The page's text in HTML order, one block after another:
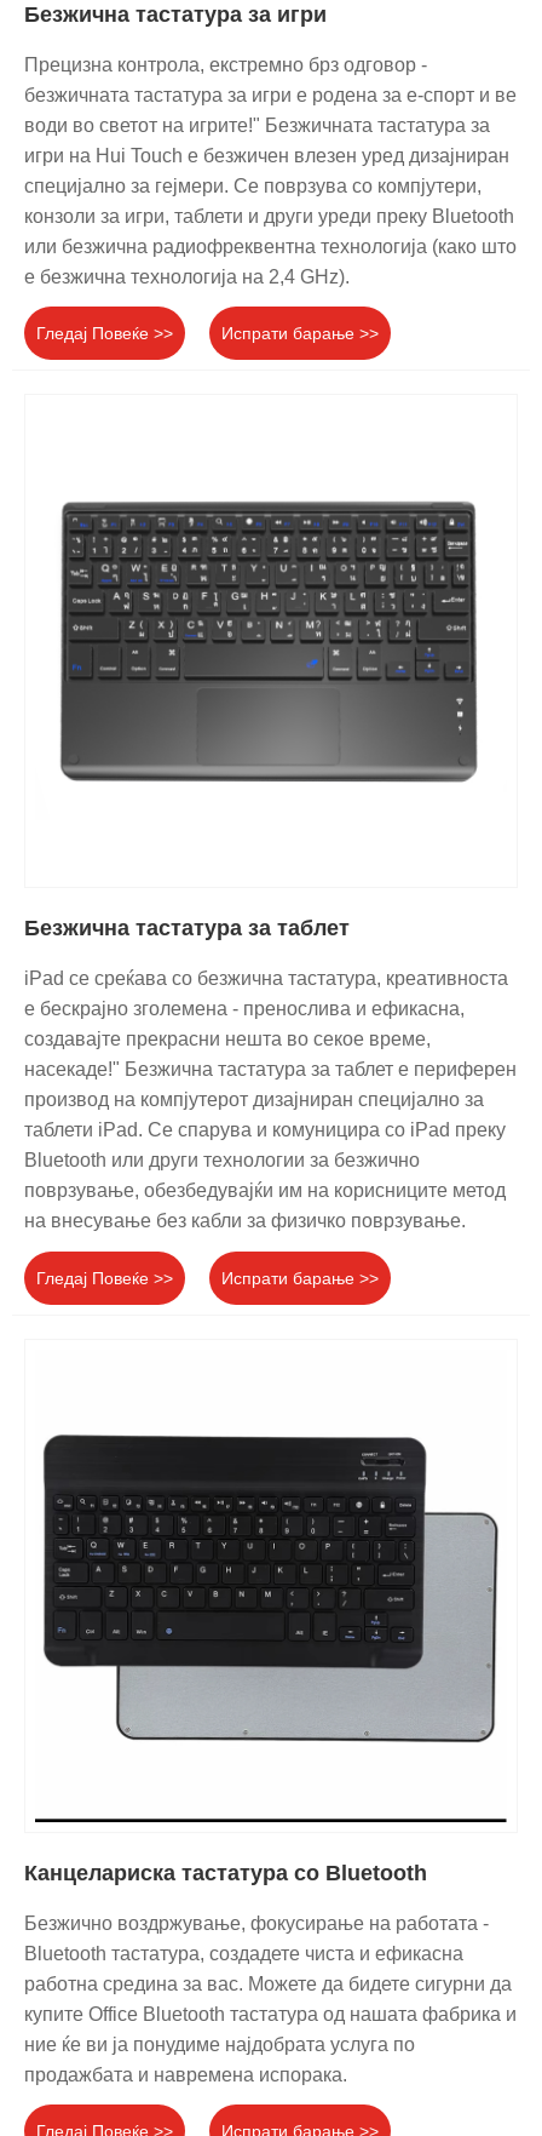
Безжична тастатура за игри
Прецизна контрола, екстремно брз одговор -
безжичната тастатура за игри е родена за е-спорт и ве
води во светот на игрите!" Безжичната тастатура за
игри на Hui Touch е безжичен влезен уред дизајниран
специјално за гејмери. Се поврзува со компјутери,
конзоли за игри, таблети и други уреди преку Bluetooth
или безжична радиофреквентна технологија (како што
е безжична технологија на 2,4 GHz).
Гледај Повеќе >> Испрати барање >>
Безжична тастатура за таблет
iPad се среќава со безжична тастатура, креативноста
е бескрајно зголемена - пренослива и ефикасна,
создавајте прекрасни нешта во секое време,
насекаде!" Безжична тастатура за таблет е периферен
производ на компјутерот дизајниран специјално за
таблети iPad. Се спарува и комуницира со iPad преку
Bluetooth или други технологии за безжично
поврзување, обезбедувајќи им на корисниците метод
на внесување без кабли за физичко поврзување.
Гледај Повеќе >> Испрати барање >>
Канцелариска тастатура со Bluetooth
Безжично воздржување, фокусирање на работата -
Bluetooth тастатура, создадете чиста и ефикасна
работна средина за вас. Можете да бидете сигурни да
купите Office Bluetooth тастатура од нашата фабрика и
ние ќе ви ја понудиме најдобрата услуга по
продажбата и навремена испорака.
Гледај Повеќе >> Испрати барање >>